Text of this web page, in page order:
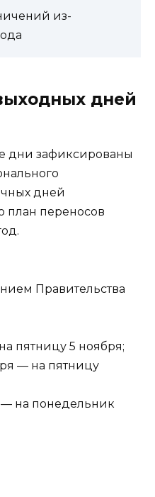
из-
дней
дни зафиксированы
дней
план переносов
Правительства
пятницу 5 ноября;
— на пятницу
— на понедельник